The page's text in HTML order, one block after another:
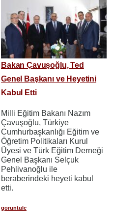
Bakan Çavuşoğlu, Ted
Genel Başkanı ve Heyetini
Kabul Etti
Milli Eğitim Bakanı Nazım
Çavuşoğlu, Türkiye
Cumhurbaşkanlığı Eğitim ve
Öğretim Politikaları Kurul
Üyesi ve Türk Eğitim Derneği
Genel Başkanı Selçuk
Pehlivanoğlu ile
beraberindeki heyeti kabul
etti.
görüntüle